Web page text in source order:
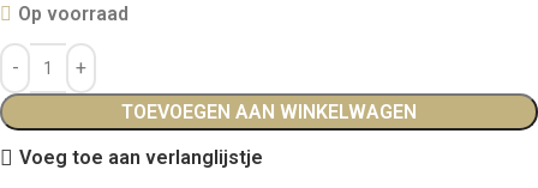
Op voorraad
TOEVOEGEN AAN WINKELWAGEN
Voeg toe aan verlanglijstje